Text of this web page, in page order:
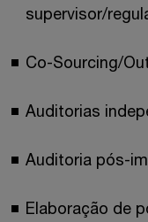
supervisor/
Co-Sourcing/
Auditorias
Auditoria pós-
Elaboração de